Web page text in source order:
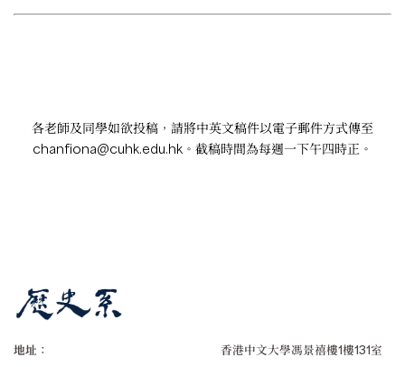
各老師及同學如欲投稿，請將中英文稿件以電子郵件方式傳至
chanfiona@cuhk.edu.hk 。截稿時間為每週一下午四時正。
地址：
香港中文大學馮景禧樓1樓131室